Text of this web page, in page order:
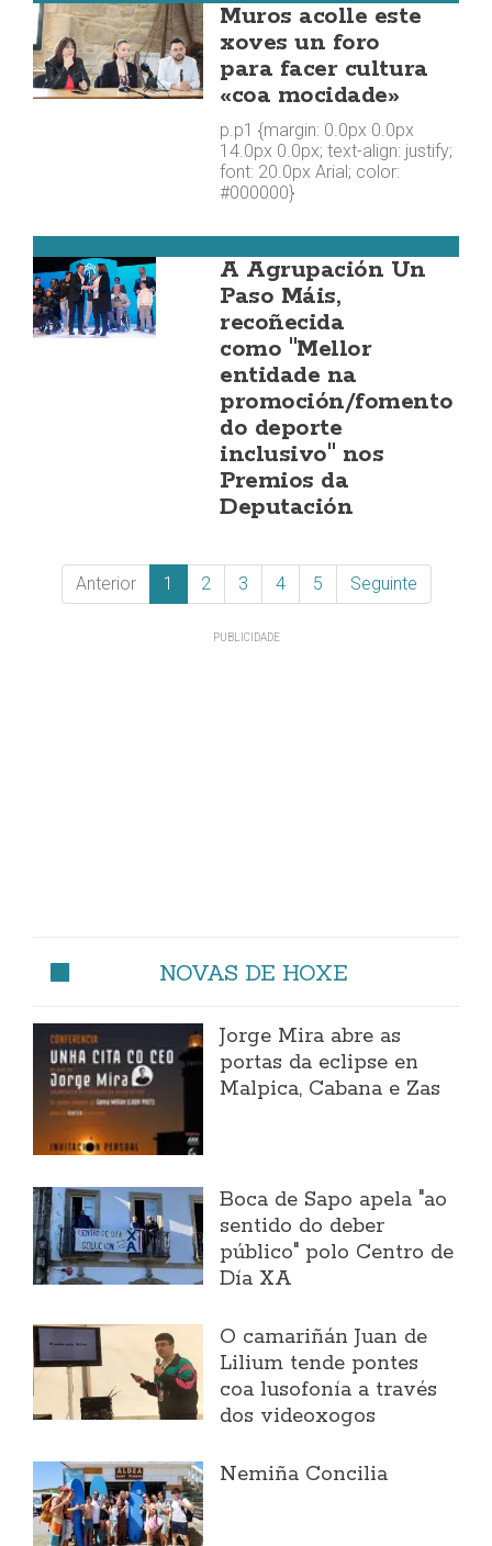
Muros acolle este
xoves un foro
para facer cultura
«coa mocidade»
p.p1 {margin: 0.0px 0.0px
14.0px 0.0px; text-align: justify;
font: 20.0px Arial; color:
#000000}
A Agrupación Un
Paso Máis,
recoñecida
como "Mellor
entidade na
promoción/fomento
do deporte
inclusivo" nos
Premios da
Deputación
Anterior 1 2 3 4 5 Seguinte
NOVAS DE HOXE
Jorge Mira abre as
portas da eclipse en
Malpica, Cabana e Zas
Boca de Sapo apela "ao
sentido do deber
público" polo Centro de
Día XA
O camariñán Juan de
Lilium tende pontes
coa lusofonía a través
dos videoxogos
Nemiña Concilia